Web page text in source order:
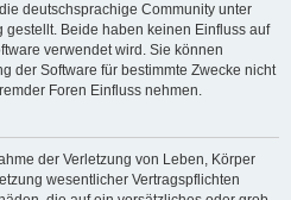
deutschsprachige Community unter
gestellt. Beide haben keinen Einfluss auf
verwendet wird. Sie können
der Software für bestimmte Zwecke nicht
Foren Einfluss nehmen.
der Verletzung von Leben, Körper
wesentlicher Vertragspflichten